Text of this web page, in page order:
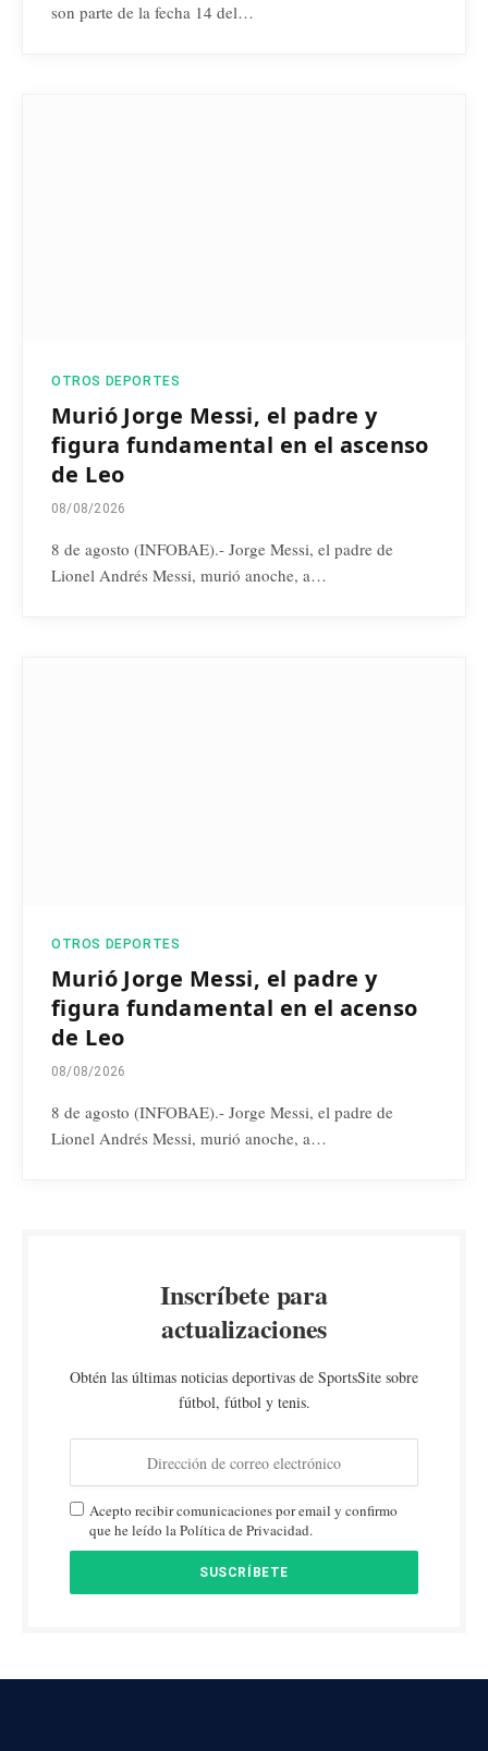
son parte de la fecha 14 del…
OTROS DEPORTES
Murió Jorge Messi, el padre y
figura fundamental en el ascenso
de Leo
08/08/2026
8 de agosto (INFOBAE).- Jorge Messi, el padre de
Lionel Andrés Messi, murió anoche, a…
OTROS DEPORTES
Murió Jorge Messi, el padre y
figura fundamental en el acenso
de Leo
08/08/2026
8 de agosto (INFOBAE).- Jorge Messi, el padre de
Lionel Andrés Messi, murió anoche, a…
Inscríbete para
actualizaciones
Obtén las últimas noticias deportivas de SportsSite sobre
fútbol, fútbol y tenis.
Acepto recibir comunicaciones por email y confirmo
que he leído la Política de Privacidad.